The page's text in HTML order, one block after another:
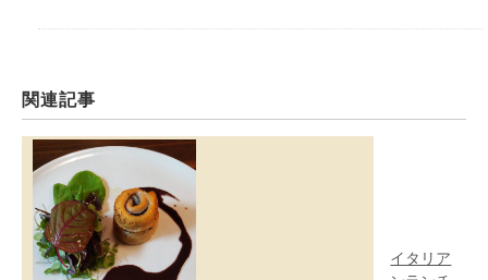
関連記事
イタリア